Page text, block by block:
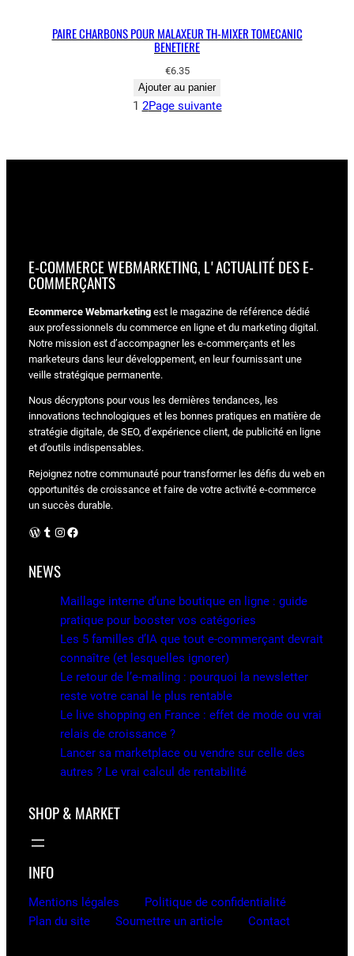
PAIRE CHARBONS POUR MALAXEUR TH-MIXER TOMECANIC
BENETIERE
€6.35
Ajouter au panier
1 2Page suivante
E-COMMERCE WEBMARKETING, L'ACTUALITÉ DES E-
COMMERÇANTS
Ecommerce Webmarketing est le magazine de référence dédié
aux professionnels du commerce en ligne et du marketing digital.
Notre mission est d’accompagner les e-commerçants et les
marketeurs dans leur développement, en leur fournissant une
veille stratégique permanente.
Nous décryptons pour vous les dernières tendances, les
innovations technologiques et les bonnes pratiques en matière de
stratégie digitale, de SEO, d’expérience client, de publicité en ligne
et d’outils indispensables.
Rejoignez notre communauté pour transformer les défis du web en
opportunités de croissance et faire de votre activité e-commerce
un succès durable.
WordPress Instagram Facebook
NEWS
Maillage interne d’une boutique en ligne : guide
pratique pour booster vos catégories
Les 5 familles d’IA que tout e-commerçant devrait
connaître (et lesquelles ignorer)
Le retour de l’e-mailing : pourquoi la newsletter
reste votre canal le plus rentable
Le live shopping en France : effet de mode ou vrai
relais de croissance ?
Lancer sa marketplace ou vendre sur celle des
autres ? Le vrai calcul de rentabilité
SHOP & MARKET
INFO
Mentions légales
Politique de confidentialité
Plan du site
Soumettre un article Contact